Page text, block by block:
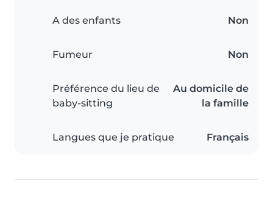
A des enfants Non
Fumeur Non
Préférence du lieu de
baby-sitting
Au domicile de
la famille
Langues que je pratique Français